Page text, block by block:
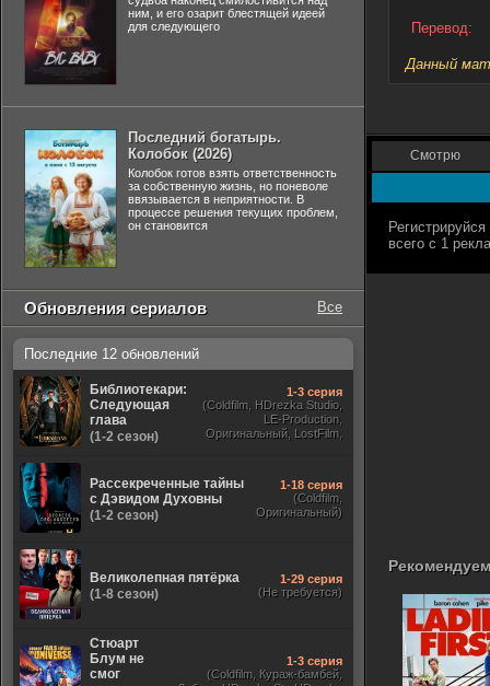
Перевод:
Данный
Смотрю
ним, и его озарит блестящей идеей
для следующего
Последний богатырь.
Колобок (2026)
Колобок готов взять ответственность
за собственную жизнь, но поневоле
ввязывается в неприятности. В
процессе решения текущих проблем,
он становится
Обновления сериалов Все
Последние 12 обновлений
Библиотекари:
Следующая
глава
(1-2 сезон)
1-3 серия
(Coldfilm, HDrezka Studio,
LE-Production,
Оригинальный, LostFilm,
Рассекреченные тайны
с Дэвидом Духовны
(1-2 сезон)
1-18 серия
(Coldfilm,
Оригинальный)
Великолепная пятёрка
(1-8 сезон)
1-29 серия
(Не требуется)
Стюарт
Блум не
смог
1-3 серия
(Coldfilm, Кураж-бамбей,